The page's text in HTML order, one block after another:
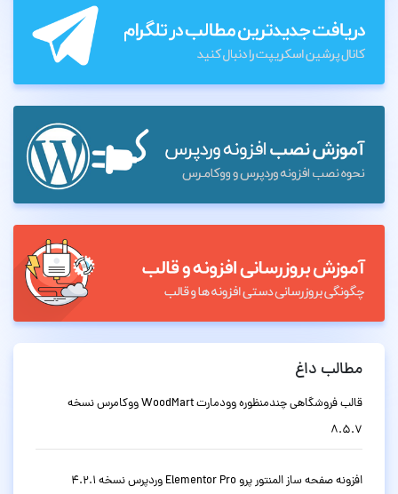
مطالب داغ
قالب فروشگاهی چندمنظوره وودمارت WoodMart ووکامرس نسخه
8.5.7
افزونه صفحه ساز المنتور پرو Elementor Pro وردپرس نسخه 4.2.1